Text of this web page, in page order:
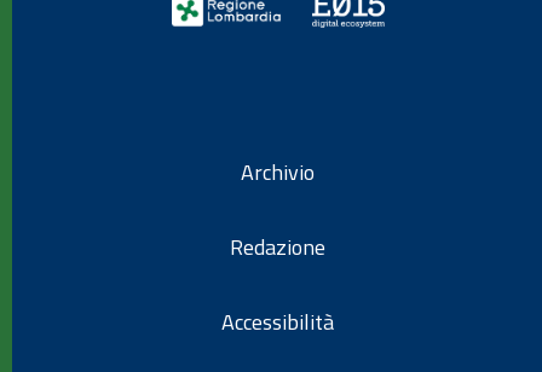
Archivio
Redazione
Accessibilità